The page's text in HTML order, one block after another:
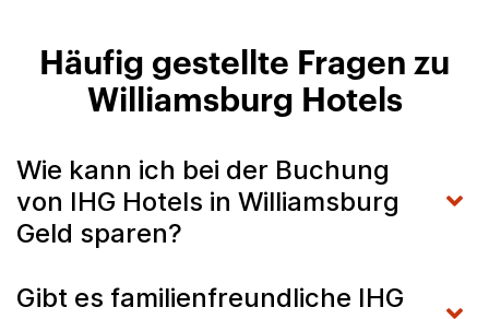
Häufig gestellte Fragen zu
Williamsburg Hotels
Wie kann ich bei der Buchung
von IHG Hotels in Williamsburg
Geld sparen?
Gibt es familienfreundliche IHG